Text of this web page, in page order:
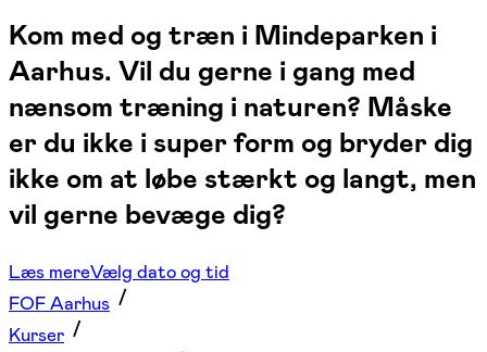
Kom med og træn i Mindeparken i
Aarhus. Vil du gerne i gang med
nænsom træning i naturen? Måske
er du ikke i super form og bryder dig
ikke om at løbe stærkt og langt, men
vil gerne bevæge dig?
Læs mereVælg dato og tid
FOF Aarhus
Kurser